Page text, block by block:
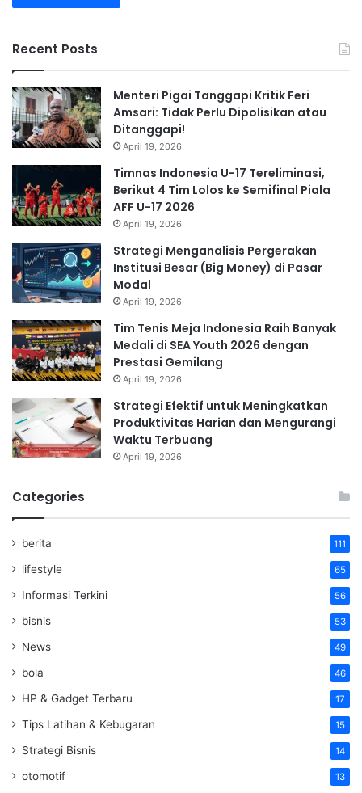
Recent Posts
Menteri Pigai Tanggapi Kritik Feri
Amsari: Tidak Perlu Dipolisikan atau
Ditanggapi!
April 19, 2026
Timnas Indonesia U-17 Tereliminasi,
Berikut 4 Tim Lolos ke Semifinal Piala
AFF U-17 2026
April 19, 2026
Strategi Menganalisis Pergerakan
Institusi Besar (Big Money) di Pasar
Modal
April 19, 2026
Tim Tenis Meja Indonesia Raih Banyak
Medali di SEA Youth 2026 dengan
Prestasi Gemilang
April 19, 2026
Strategi Efektif untuk Meningkatkan
Produktivitas Harian dan Mengurangi
Waktu Terbuang
April 19, 2026
Categories
berita 111
lifestyle 65
Informasi Terkini 56
bisnis 53
News 49
bola 46
HP & Gadget Terbaru 17
Tips Latihan & Kebugaran 15
Strategi Bisnis 14
otomotif 13